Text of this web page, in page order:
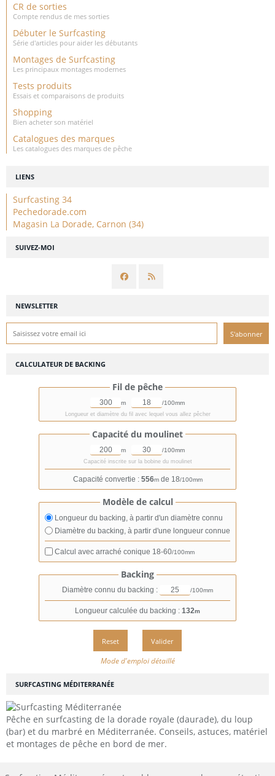
NEWSLETTER
SUIVEZ-MOI
SURFCASTING MÉDITERRANÉE
Pêche en surfcasting de la dorade royale (daurade), du loup
(bar) et du marbré en Méditerranée. Conseils, astuces, matériel
et montages de pêche en bord de mer.
CR de sorties
Compte rendus de mes sorties
Débuter le Surfcasting
Série d'articles pour aider les débutants
Montages de Surfcasting
Les principaux montages modernes
Tests produits
Essais et comparaisons de produits
Shopping
Bien acheter son matériel
Catalogues des marques
Les catalogues des marques de pêche
LIENS
Surfcasting 34
Pechedorade.com
Magasin La Dorade, Carnon (34)
CALCULATEUR DE BACKING
Fil de pêche
m /100mm
Longueur et diamètre du fil avec lequel vous allez pêcher
Capacité du moulinet
m /100mm
Capacité inscrite sur la bobine du moulinet
Capacité convertie : 556mde 18/100mm
Modèle de calcul
Longueur du backing, à partir d'un diamètre connu
Diamètre du backing, à partir d'une longueur connue
Calcul avec arraché conique 18-60/100mm
Backing
Diamètre connu du backing : /100mm
Longueur calculée du backing : 132m
Mode d'emploi détaillé